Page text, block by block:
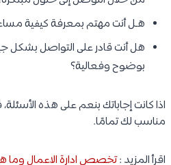
هـل أنت مهتم بمعرفة كيفية
هل أنت قادر على التواصل بشكل
بوضوح وفعالية؟
اذا كانت إجاباتك بنعم على هذه
مناسب لك تمامًا.
اقرأ المزيد :تخصص ادارة الاعمال